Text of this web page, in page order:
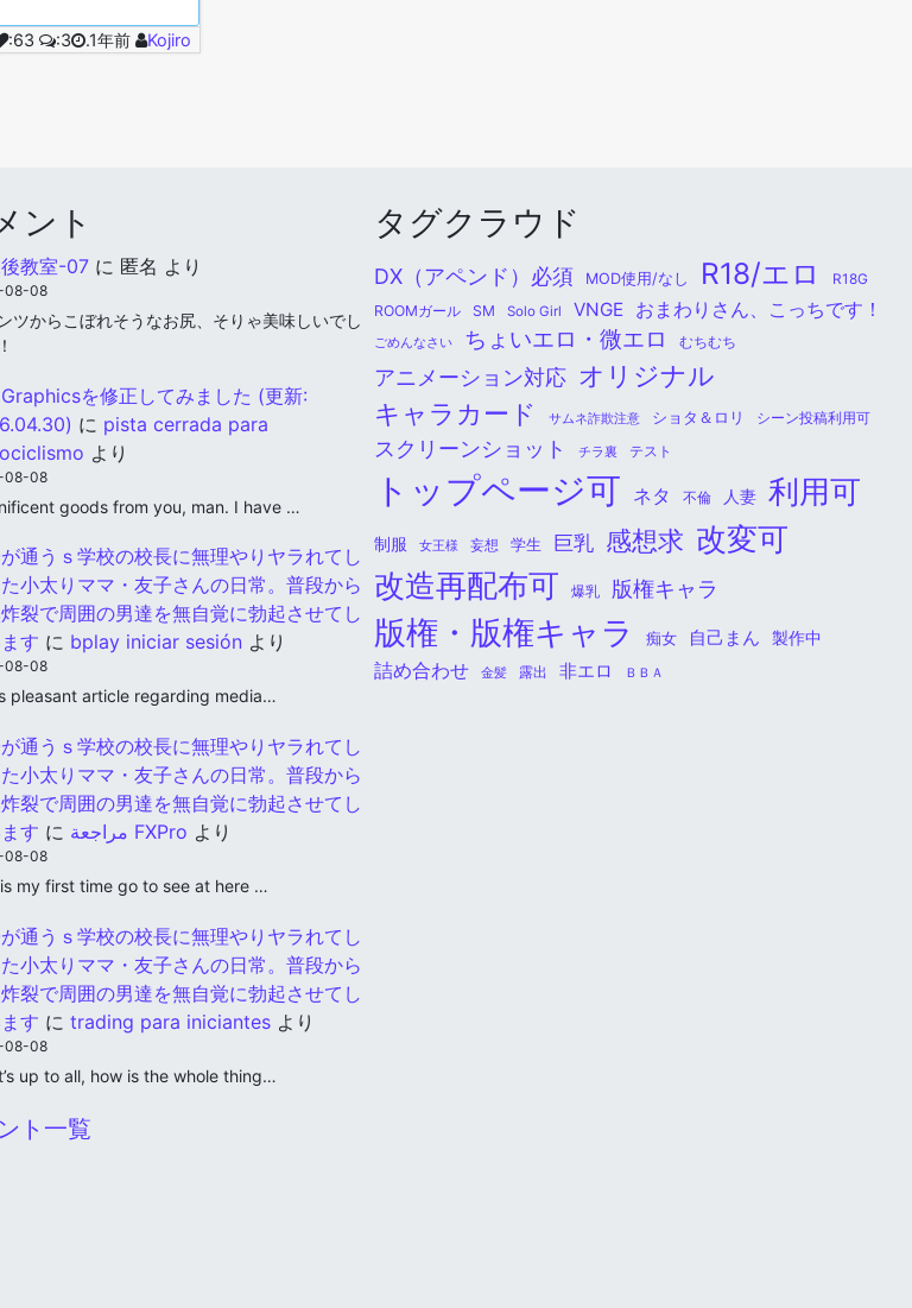
:63 :3 .1年前 Kojiro
ント
教室-07 に 匿名 より
08-08
ツからこぼれそうなお尻、そりゃ美味しいでし
を修正してみました (更新:
に pista cerrada para
より
08-08
goods from you, man. I have …
通うｓ学校の校長に無理やりヤラれてし
小太りママ・友子さんの日常。普段から
裂で周囲の男達を無自覚に勃起させてし
す に bplay iniciar sesión より
08-08
pleasant article regarding media…
通うｓ学校の校長に無理やりヤラれてし
小太りママ・友子さんの日常。普段から
裂で周囲の男達を無自覚に勃起させてし
す に مراجعة FXPro より
08-08
my first time go to see at here …
通うｓ学校の校長に無理やりヤラれてし
小太りママ・友子さんの日常。普段から
裂で周囲の男達を無自覚に勃起させてし
す に trading para iniciantes より
08-08
up to all, how is the whole thing…
ト一覧
タグクラウド
DX（アペンド）必須 MOD使用/なし R18/エロ R18G
ROOMガール SM Solo Girl VNGE おまわりさん、こっちです！
ごめんなさい ちょいエロ・微エロ むちむち
アニメーション対応 オリジナル
キャラカード
サムネ詐欺注意 ショタ＆ロリ シーン投稿利用可
スクリーンショット チラ裏 テスト
トップページ可 ネタ 不倫 人妻 利用可
制服 女王様 妄想 学生 巨乳 感想求 改変可
改造再配布可 爆乳 版権キャラ
版権・版権キャラ 痴女 自己まん 製作中
詰め合わせ 金髪 露出 非エロ ＢＢＡ